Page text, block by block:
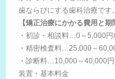
歯ならびにする歯科治療です。
【矯正治療にかかる費用と期
・初診・相談料…0～5,000円
・精密検査料…25,000～
・診断料…10,000～40,000
装置・基本料金